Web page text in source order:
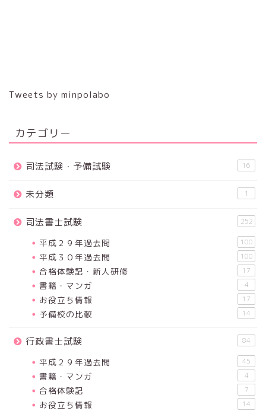
Tweets by minpolabo
カテゴリー
司法試験・予備試験 16
未分類 1
司法書士試験 252
平成２９年過去問 100
平成３０年過去問 100
合格体験記・新人研修 17
書籍・マンガ 4
お役立ち情報 17
予備校の比較 14
行政書士試験 84
平成２９年過去問 45
書籍・マンガ 4
合格体験記 7
お役立ち情報 14